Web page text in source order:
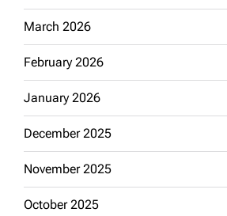
March 2026
February 2026
January 2026
December 2025
November 2025
October 2025